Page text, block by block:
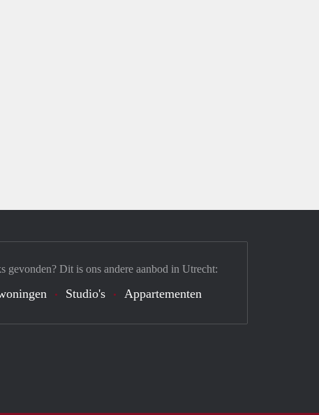
gevonden? Dit is ons andere aanbod in Utrecht:
Studio's Appartementen